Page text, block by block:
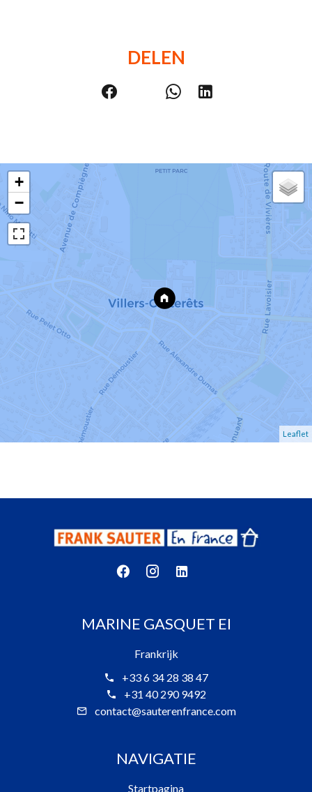
DELEN
+
−
Leaflet
MARINE GASQUET EI
Frankrijk
+33 6 34 28 38 47
+31 40 290 9492
contact@sauterenfrance.com
NAVIGATIE
Startpagina